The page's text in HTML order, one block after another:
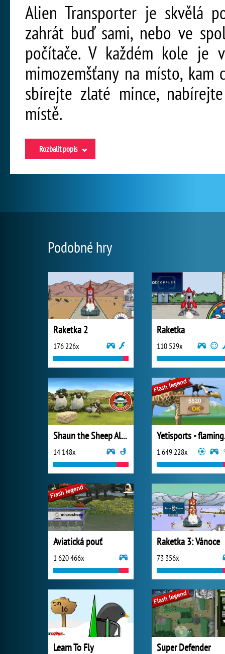
Alien Transporter je skvělá
zahrát buď sami, nebo ve
počítače. V každém kole je
mimozemšťany na místo,
sbírejte zlaté mince,
místě.
Rozbalit popis
Podobné hry
Raketka 2
176 226x
Raketka
110 529x
Shaun the Sheep Alien Athletics
14 148x 1 649 228x
Aviatická pouť
1 620 466x
Raketka 3: Vánoce
73 356x
Learn To Fly Super Defender